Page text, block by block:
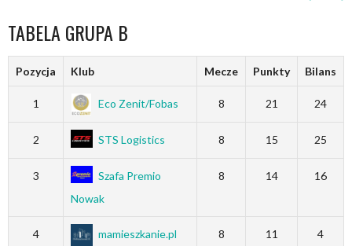
TABELA GRUPA B
Pozycja Klub Mecze Punkty Bilans
1 Eco Zenit/Fobas 8 21 24
2 STS Logistics 8 15 25
3
Szafa Premio
Nowak
8 14 16
4 mamieszkanie.pl 8 11 4